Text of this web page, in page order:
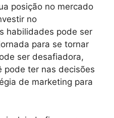
posição no mercado
no
habilidades pode ser
para se tornar
ser desafiadora,
pode ter nas decisões
de marketing para